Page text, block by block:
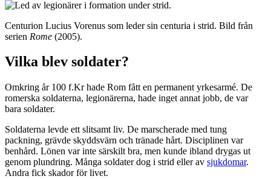
Centurion Lucius Vorenus som leder sin centuria i strid. Bild från
serien Rome (2005).
Vilka blev soldater?
Omkring år 100 f.Kr hade Rom fått en permanent yrkesarmé. De
romerska soldaterna, legionärerna, hade inget annat jobb, de var
bara soldater.
Soldaterna levde ett slitsamt liv. De marscherade med tung
packning, grävde skyddsvärn och tränade hårt. Disciplinen var
benhård. Lönen var inte särskilt bra, men kunde ibland drygas ut
genom plundring. Många soldater dog i strid eller av sjukdomar.
Andra fick skador för livet.